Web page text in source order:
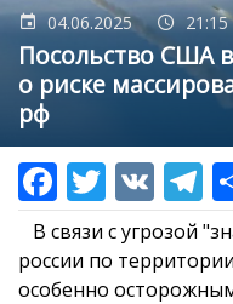
04.06.2025 21:15
Посольство США
о риске
рф
В связи с угрозой
россии по
особенно